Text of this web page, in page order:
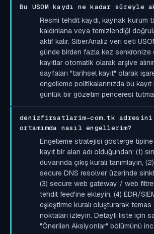
Bu USOM kaydı ne kadar
Resmi tehdit kaydı, kaynak kurum
kaldırılana veya temizlendiği
aktif kalır. SiberAnaliz veri seti
günde birden fazla kez senkronize
kayıtlar otomatik olarak arşive
sayfaları "tarihsel kayıt" olarak
engelleme politikalarınızda bu
günlük bir gözetim penceresi
denizfirsatlarim-com.tk adresini
ortamımda nasıl engellerim?
Engelleme stratejisi gösterge
kayıt bir alan adı olduğundan: (1)
duvarında çıkış kuralı tanımlayın,
secure DNS resolver üzerinde
(3) secure web gateway / web
tehdit feed'ine ekleyin, (4) EDR/
eşleştirme kuralı oluşturarak
noktaları izleyin. Detaylı liste için
"Önerilen Aksiyonlar" bölümünü